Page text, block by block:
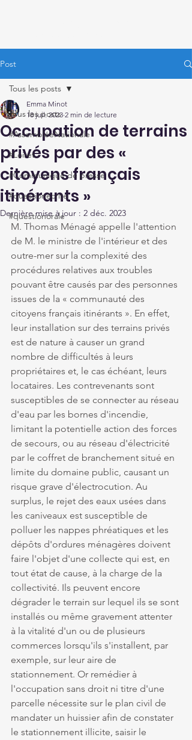
Post
Tous les posts
#AssembléeNationale
#Loiret
#Communiqué de presse
#questionécrite
#questionorale
Tous les posts
Occupation de terrains
privés par des «
citoyens français
itinérants »
Emma Minot
18 juil. 2023 2 min de lecture
Dernière mise à jour : 2 déc. 2023
M. Thomas Ménagé appelle l'attention
de M. le ministre de l'intérieur et des
outre-mer sur la complexité des
procédures relatives aux troubles
pouvant être causés par des personnes
issues de la « communauté des
citoyens français itinérants ». En effet,
leur installation sur des terrains privés
est de nature à causer un grand
nombre de difficultés à leurs
propriétaires et, le cas échéant, leurs
locataires. Les contrevenants sont
susceptibles de se connecter au réseau
d'eau par les bornes d'incendie,
limitant la potentielle action des forces
de secours, ou au réseau d'électricité
par le coffret de branchement situé en
limite du domaine public, causant un
risque grave d'électrocution. Au
surplus, le rejet des eaux usées dans
les caniveaux est susceptible de
polluer les nappes phréatiques et les
dépôts d'ordures ménagères doivent
faire l'objet d'une collecte qui est, en
tout état de cause, à la charge de la
collectivité. Ils peuvent encore
dégrader le terrain sur lequel ils se sont
installés ou même gravement attenter
à la vitalité d'un ou de plusieurs
commerces lorsqu'ils s'installent, par
exemple, sur leur aire de
stationnement. Or remédier à
l'occupation sans droit ni titre d'une
parcelle nécessite sur le plan civil de
mandater un huissier afin de constater
le stationnement illicite, saisir le